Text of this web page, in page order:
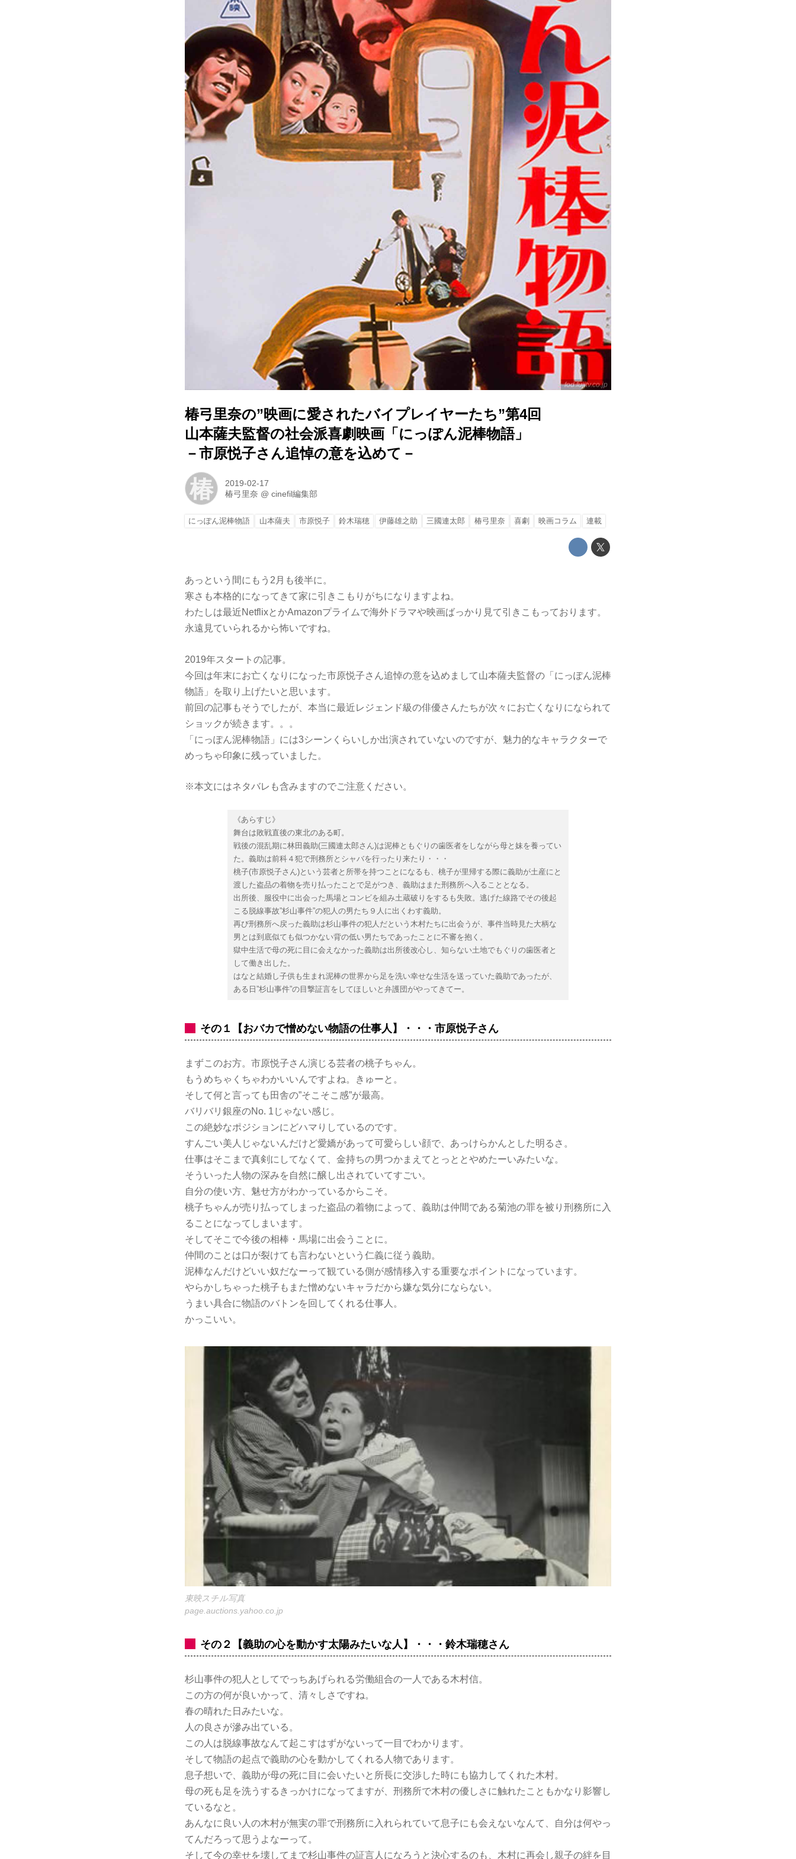
fod.fujitv.co.jp
椿弓里奈の”映画に愛されたバイプレイヤーたち”第4回
山本薩夫監督の社会派喜劇映画「にっぽん泥棒物語」
－市原悦子さん追悼の意を込めて－
椿
2019-02-17
椿弓里奈 @cinefil編集部
にっぽん泥棒物語 山本薩夫 市原悦子 鈴木瑞穂 伊藤雄之助 三國連太郎 椿弓里奈 喜劇 映画コラム 連載
あっという間にもう2月も後半に。
寒さも本格的になってきて家に引きこもりがちになりますよね。
わたしは最近NetflixとかAmazonプライムで海外ドラマや映画ばっかり見て引きこもっております。
永遠見ていられるから怖いですね。
2019年スタートの記事。
今回は年末にお亡くなりになった市原悦子さん追悼の意を込めまして山本薩夫監督の「にっぽん泥棒
物語」を取り上げたいと思います。
前回の記事もそうでしたが、本当に最近レジェンド級の俳優さんたちが次々にお亡くなりになられて
ショックが続きます。。。
「にっぽん泥棒物語」には3シーンくらいしか出演されていないのですが、魅力的なキャラクターで
めっちゃ印象に残っていました。
※本文にはネタバレも含みますのでご注意ください。
《あらすじ》
舞台は敗戦直後の東北のある町。
戦後の混乱期に林田義助(三國連太郎さん)は泥棒ともぐりの歯医者をしながら母と妹を養ってい
た。義助は前科４犯で刑務所とシャバを行ったり来たり・・・
桃子(市原悦子さん)という芸者と所帯を持つことになるも、桃子が里帰する際に義助が土産にと
渡した盗品の着物を売り払ったことで足がつき、義助はまた刑務所へ入ることとなる。
出所後、服役中に出会った馬場とコンビを組み土蔵破りをするも失敗。逃げた線路でその後起
こる脱線事故”杉山事件”の犯人の男たち９人に出くわす義助。
再び刑務所へ戻った義助は杉山事件の犯人だという木村たちに出会うが、事件当時見た大柄な
男とは到底似ても似つかない背の低い男たちであったことに不審を抱く。
獄中生活で母の死に目に会えなかった義助は出所後改心し、知らない土地でもぐりの歯医者と
して働き出した。
はなと結婚し子供も生まれ泥棒の世界から足を洗い幸せな生活を送っていた義助であったが、
ある日”杉山事件”の目撃証言をしてほしいと弁護団がやってきてー。
その１【おバカで憎めない物語の仕事人】・・・市原悦子さん
まずこのお方。市原悦子さん演じる芸者の桃子ちゃん。
もうめちゃくちゃわかいいんですよね。きゅーと。
そして何と言っても田舎の”そこそこ感”が最高。
バリバリ銀座のNo. 1じゃない感じ。
この絶妙なポジションにどハマりしているのです。
すんごい美人じゃないんだけど愛嬌があって可愛らしい顔で、あっけらかんとした明るさ。
仕事はそこまで真剣にしてなくて、金持ちの男つかまえてとっととやめたーいみたいな。
そういった人物の深みを自然に醸し出されていてすごい。
自分の使い方、魅せ方がわかっているからこそ。
桃子ちゃんが売り払ってしまった盗品の着物によって、義助は仲間である菊池の罪を被り刑務所に入
ることになってしまいます。
そしてそこで今後の相棒・馬場に出会うことに。
仲間のことは口が裂けても言わないという仁義に従う義助。
泥棒なんだけどいい奴だなーって観ている側が感情移入する重要なポイントになっています。
やらかしちゃった桃子もまた憎めないキャラだから嫌な気分にならない。
うまい具合に物語のバトンを回してくれる仕事人。
かっこいい。
東映スチル写真
page.auctions.yahoo.co.jp
その２【義助の心を動かす太陽みたいな人】・・・鈴木瑞穂さん
杉山事件の犯人としてでっちあげられる労働組合の一人である木村信。
この方の何が良いかって、清々しさですね。
春の晴れた日みたいな。
人の良さが滲み出ている。
この人は脱線事故なんて起こすはずがないって一目でわかります。
そして物語の起点で義助の心を動かしてくれる人物であります。
息子想いで、義助が母の死に目に会いたいと所長に交渉した時にも協力してくれた木村。
母の死も足を洗うするきっかけになってますが、刑務所で木村の優しさに触れたこともかなり影響し
ているなと。
あんなに良い人の木村が無実の罪で刑務所に入れられていて息子にも会えないなんて、自分は何やっ
てんだろって思うよなーって。
そして今の幸せを壊してまで杉山事件の証言人になろうと決心するのも、木村に再会し親子の絆を目